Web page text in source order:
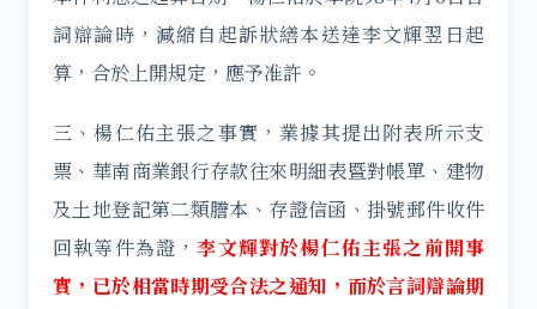
詞辯論時，減縮自起訴狀繕本送達李文輝翌日起
算，合於上開規定，應予准許。
三、楊仁佑主張之事實，業據其提出附表所示支
票、華南商業銀行存款往來明細表暨對帳單、建物
及土地登記第二類謄本、存證信函、掛號郵件收件
回執等件為證，李文輝對於楊仁佑主張之前開事
實，已於相當時期受合法之通知，而於言詞辯論期